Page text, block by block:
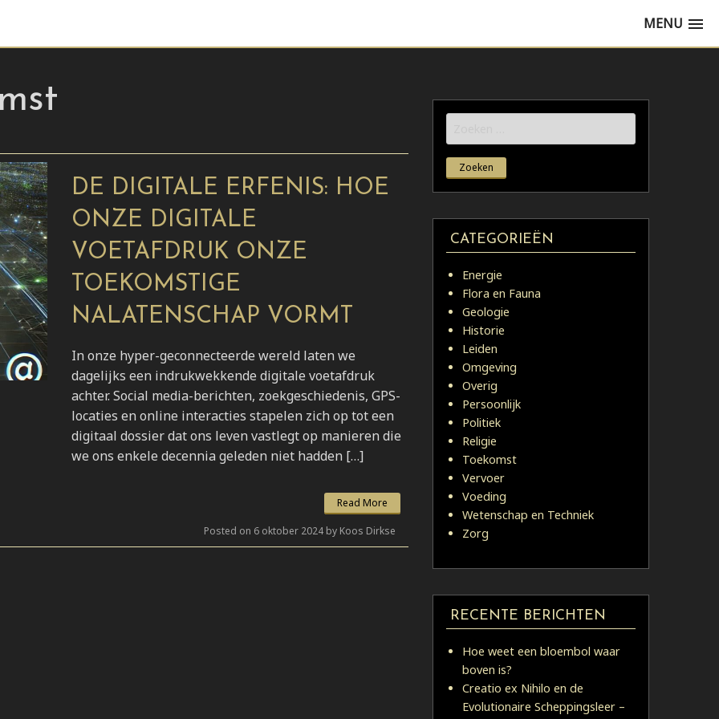
MENU
DE DIGITALE ERFENIS: HOE
ONZE DIGITALE
VOETAFDRUK ONZE
TOEKOMSTIGE
NALATENSCHAP VORMT
In onze hyper-geconnecteerde wereld laten we
dagelijks een indrukwekkende digitale voetafdruk
achter. Social media-berichten, zoekgeschiedenis, GPS-
locaties en online interacties stapelen zich op tot een
digitaal dossier dat ons leven vastlegt op manieren die
we ons enkele decennia geleden niet hadden […]
Read More
Posted on 6 oktober 2024 by Koos Dirkse
naar:
CATEGORIEËN
Energie
Flora en Fauna
Geologie
Historie
Leiden
Omgeving
Overig
Persoonlijk
Politiek
Religie
Toekomst
Vervoer
Voeding
Wetenschap en Techniek
Zorg
RECENTE BERICHTEN
Hoe weet een bloembol waar
boven is?
Creatio ex Nihilo en de
Evolutionaire Scheppingsleer –